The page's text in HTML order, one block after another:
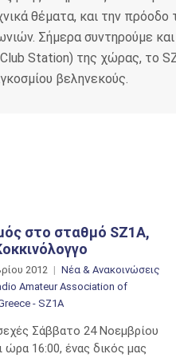
θέματα, και την πρόοδο
Σήμερα συντηρούμε
Station) της χώρας, το
βεληνεκούς.
στο σταθμό SZ1A,
2012
Νέα & Ανακοινώσεις
Amateur Association of
- SZ1A
Σάββατο 24 Νοεμβρίου
ώρα 16:00, ένας δικός μας